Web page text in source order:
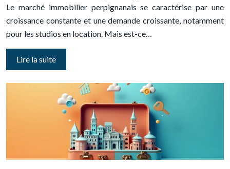
Le marché immobilier perpignanais se caractérise par une
croissance constante et une demande croissante, notamment
pour les studios en location. Mais est-ce…
Lire la suite